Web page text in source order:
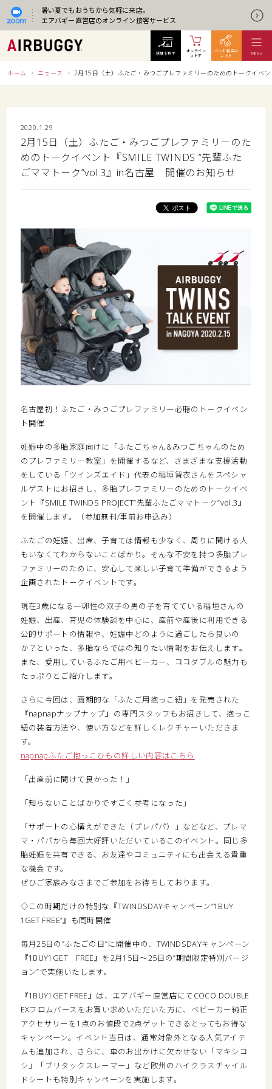
暑い夏でもおうちから気軽に来店。
エアバギー直営店のオンライン接客サービス
ホーム ニュース 2月15日（土）ふたご・みつごプレファミリーのためのトークイベ
2020.1.29
2月15日（土）ふたご・みつごプレファミリーのた
めのトークイベント『SMILE TWINDS ”先輩ふた
ごママトーク”vol.3』in名古屋 開催のお知らせ
名古屋初！ふたご・みつごプレファミリー必聴のトークイベン
ト開催
妊娠中の多胎家庭向けに「ふたごちゃん&みつごちゃんのため
のプレファミリー教室」を開催するなど、さまざまな支援活動
をしている「ツインズエイド」代表の稲垣智衣さんをスペシャ
ルゲストにお招きし、多胎プレファミリーのためのトークイベ
ント『SMILE TWINDS PROJECT”先輩ふたごママトーク”vol.3』
を開催します。（参加無料/事前お申込み）
ふたごの妊娠、出産、子育ては情報も少なく、周りに聞ける人
もいなくてわからないことばかり。そんな不安を持つ多胎プレ
ファミリーのために、安心して楽しい子育て準備ができるよう
企画されたトークイベントです。
現在3歳になる一卵性の双子の男の子を育てている稲垣さんの
妊娠、出産、育児の体験談を中心に、産前や産後に利用できる
公的サポートの情報や、妊娠中どのように過ごしたら良いの
か？といった、多胎ならではの知りたい情報をお伝えします。
また、愛用しているふたご用ベビーカー、ココダブルの魅力も
たっぷりとご紹介します。
さらに今回は、画期的な「ふたご用抱っこ紐」を発売された
『napnapナップナップ』の専門スタッフもお招きして、抱っこ
紐の装着方法や、使い方などを詳しくレクチャーいただきま
す。
napnapふたご抱っこひもの詳しい内容はこちら
「出産前に聞けて良かった！」
「知らないことばかりですごく参考になった」
「サポートの心構えができた（プレパパ）」などなど、プレマ
マ・パパから毎回大好評いただいているこのイベント。同じ多
胎妊娠を共有できる、お友達やコミュニティにも出会える貴重
な機会です。
ぜひご家族みなさまでご参加をお待ちしております。
◇この時期だけの特別な『TWINDSDAYキャンペーン”1BUY
1GET FREE”』も同時開催
毎月25日の”ふたごの日”に開催中の、TWINDSDAYキャンペーン
『1BUY1GET FREE』を2月15日～25日の”期間限定特別バージ
ョン”で実施いたします。
『1BUY1GET FREE』は、エアバギー直営店にてCOCO DOUBLE
EXフロムバースをお買い求めいただいた方に、ベビーカー純正
アクセサリーを1点のお値段で2点ゲットできるとってもお得な
キャンペーン。イベント当日は、通常対象外となる人気アイテ
ムも追加され、さらに、車のお出かけに欠かせない「マキシコ
シ」「ブリタックスレーマー」など欧州のハイクラスチャイル
ドシートも特別キャンペーンを実施します。
店舗を探す
オンライン
ストア
ペット製品は
こちら
MENU